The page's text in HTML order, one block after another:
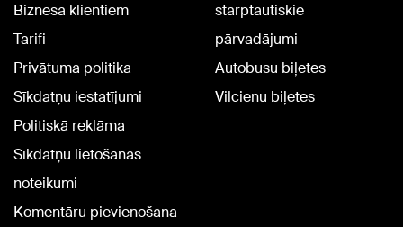
Biznesa klientiem
Tarifi
Privātuma politika
Sīkdatņu iestatījumi
Politiskā reklāma
Sīkdatņu lietošanas
noteikumi
Komentāru pievienošana
starptautiskie
pārvadājumi
Autobusu biļetes
Vilcienu biļetes